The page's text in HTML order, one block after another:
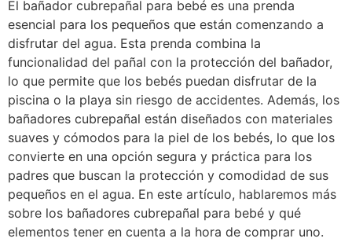
El bañador cubrepañal para bebé es una prenda
esencial para los pequeños que están comenzando a
disfrutar del agua. Esta prenda combina la
funcionalidad del pañal con la protección del bañador,
lo que permite que los bebés puedan disfrutar de la
piscina o la playa sin riesgo de accidentes. Además, los
bañadores cubrepañal están diseñados con materiales
suaves y cómodos para la piel de los bebés, lo que los
convierte en una opción segura y práctica para los
padres que buscan la protección y comodidad de sus
pequeños en el agua. En este artículo, hablaremos más
sobre los bañadores cubrepañal para bebé y qué
elementos tener en cuenta a la hora de comprar uno.